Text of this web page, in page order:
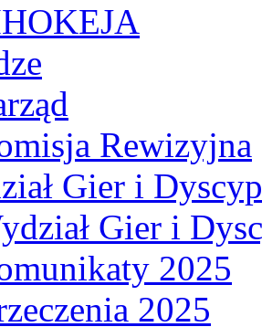
Rewizyjna
Gier i
Gier i
2025
2025